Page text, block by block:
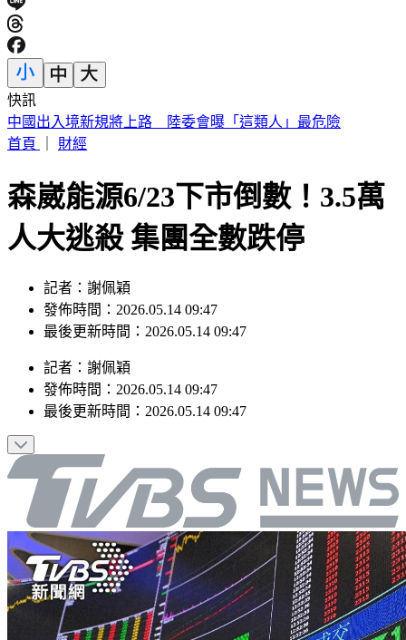
快訊
《花蓮好FUN》YOYO家族互動秀 每週六日花蓮鯉魚潭演出
首頁
財經
森崴能源6/23下市倒數！3.5萬
人大逃殺 集團全數跌停
記者：謝佩穎
發佈時間：2026.05.14 09:47
最後更新時間：2026.05.14 09:47
記者 ： 謝佩穎
發佈時間： 2026.05.14 09:47
最後更新時間： 2026.05.14 09:47